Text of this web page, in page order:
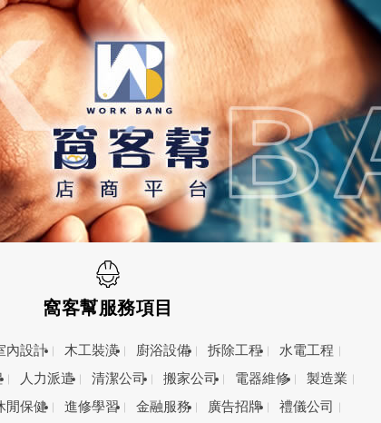
窩客幫服務項目
內設計 木工裝潢 廚浴設備 拆除工程
水電工程
人力派遣 清潔公司 搬家公司 電器維修
製造業
閒保健 進修學習 金融服務 廣告招牌
禮儀公司